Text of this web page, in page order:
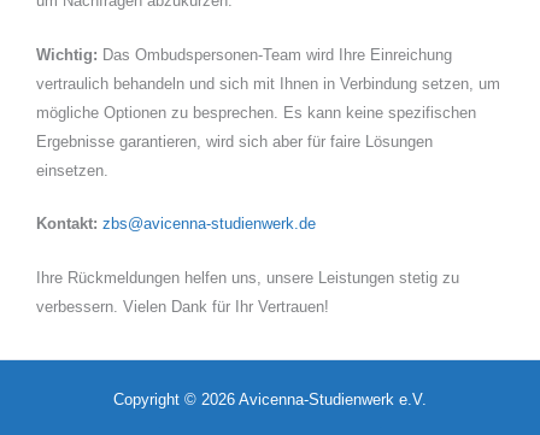
Wichtig: Das Ombudspersonen-Team wird Ihre Einreichung
vertraulich behandeln und sich mit Ihnen in Verbindung setzen, um
mögliche Optionen zu besprechen. Es kann keine spezifischen
Ergebnisse garantieren, wird sich aber für faire Lösungen
einsetzen.
Kontakt: zbs@avicenna-studienwerk.de
Ihre Rückmeldungen helfen uns, unsere Leistungen stetig zu
verbessern. Vielen Dank für Ihr Vertrauen!
Copyright © 2026 Avicenna-Studienwerk e.V.